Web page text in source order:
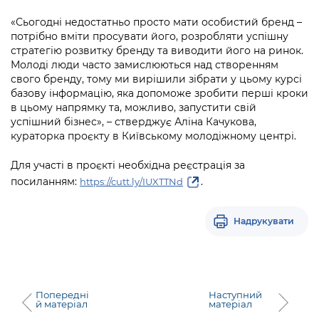
«Сьогодні недостатньо просто мати особистий бренд –
потрібно вміти просувати його, розробляти успішну
стратегію розвитку бренду та виводити його на ринок.
Молоді люди часто замислюються над створенням
свого бренду, тому ми вирішили зібрати у цьому курсі
базову інформацію, яка допоможе зробити перші кроки
в цьому напрямку та, можливо, запустити свій
успішний бізнес», – стверджує Аліна Качукова,
кураторка проєкту в Київському молодіжному центрі.
Для участі в проєкті необхідна реєстрація за
посиланням: https://cutt.ly/IUXTTNd .
Надрукувати
Попередні
й матеріал
Наступний
матеріал